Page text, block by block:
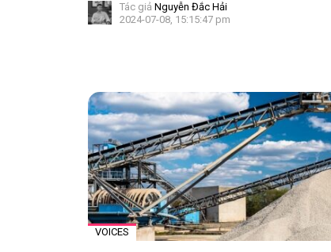
Tác giả Nguyễn Đắc Hải
2024-07-08, 15:15:47 pm
VOICES